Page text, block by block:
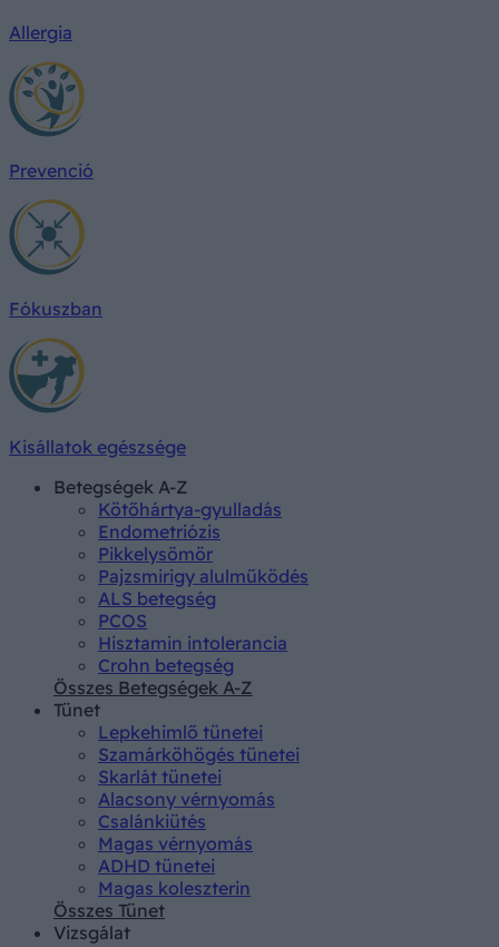
Allergia
Prevenció
Fókuszban
Kisállatok egészsége
Betegségek A-Z
Kötőhártya-gyulladás
Endometriózis
Pikkelysömör
Pajzsmirigy alulműködés
ALS betegség
PCOS
Hisztamin intolerancia
Crohn betegség
Összes Betegségek A-Z
Tünet
Lepkehimlő tünetei
Szamárköhögés tünetei
Skarlát tünetei
Alacsony vérnyomás
Csalánkiütés
Magas vérnyomás
ADHD tünetei
Magas koleszterin
Összes Tünet
Vizsgálat